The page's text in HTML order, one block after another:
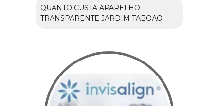
QUANTO CUSTA APARELHO
TRANSPARENTE JARDIM TABOÃO